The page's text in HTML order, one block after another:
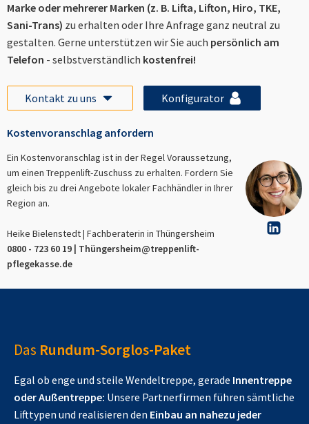
Marke oder mehrerer Marken (z. B. Lifta, Lifton, Hiro, TKE,
Sani-Trans) zu erhalten oder Ihre Anfrage ganz neutral zu
gestalten. Gerne unterstützen wir Sie auch persönlich am
Telefon - selbstverständlich kostenfrei!
Kontakt zu uns Konfigurator
Kostenvoranschlag anfordern
Ein Kostenvoranschlag ist in der Regel Voraussetzung,
um einen Treppenlift-Zuschuss zu erhalten. Fordern Sie
gleich bis zu drei Angebote lokaler Fachhändler in Ihrer
Region an.
Heike Bielenstedt | Fachberaterin in Thüngersheim
0800 - 723 60 19 | Thüngersheim@treppenlift-
pflegekasse.de
Das Rundum-Sorglos-Paket
Egal ob enge und steile Wendeltreppe, gerade Innentreppe
oder Außentreppe: Unsere Partnerfirmen führen sämtliche
Lifttypen und realisieren den Einbau an nahezu jeder